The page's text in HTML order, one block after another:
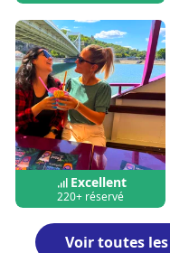
Excellent
220+ réservé
Voir toutes